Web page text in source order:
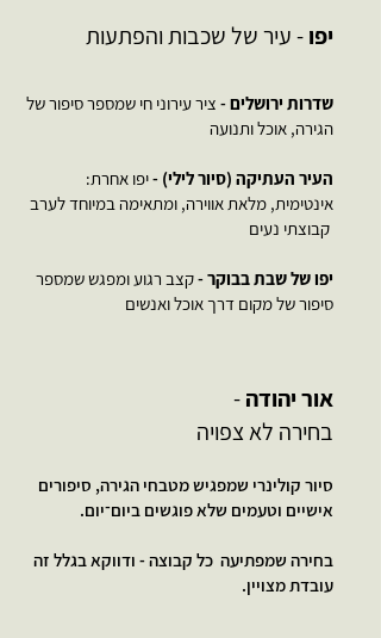
יפו- עיר של שכבות והפתעות
שדרות ירושלים- ציר עירוני חי שמספר סיפור של
הגירה, אוכל ותנועה
העיר העתיקה (סיור לילי) -יפו אחרת:
אינטימית, מלאת אווירה, ומתאימה במיוחד לערב
קבוצתי נעים
יפו של שבת בבוקר-קצב רגוע ומפגש שמספר
סיפור של מקום דרך אוכל ואנשים
אור יהודה-
בחירה לא צפויה
סיור קולינרי שמפגיש מטבחי הגירה, סיפורים
אישיים וטעמים שלא פוגשים ביום־יום.
בחירה שמפתיעה כל קבוצה - ודווקא בגלל זה
עובדת מצויין.